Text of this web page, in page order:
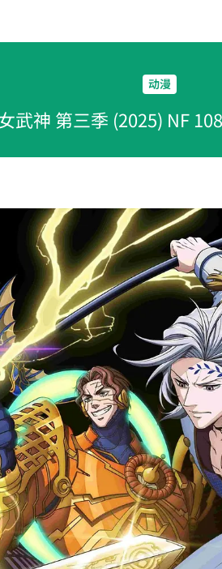
动漫
武神 第三季 (2025) NF